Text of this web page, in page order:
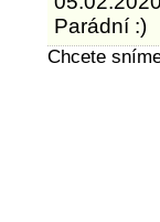
Parádní :)
Chcete